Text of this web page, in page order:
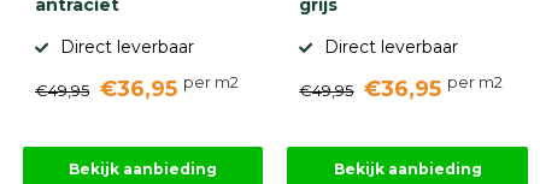
antraciet
Direct leverbaar
€49,95 €36,95 per m2
Bekijk aanbieding
grijs
Direct leverbaar
€49,95 €36,95 per m2
Bekijk aanbieding